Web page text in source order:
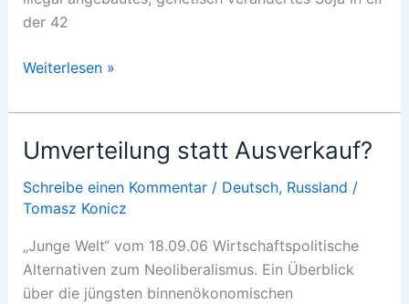
der 42
Gen-
in
Rumänien
außer
Kontrolle
Weiterlesen »
Umverteilung statt Ausverkauf?
Schreibe einen Kommentar / Deutsch, Russland /
Tomasz Konicz
„Junge Welt“ vom 18.09.06 Wirtschaftspolitische
Alternativen zum Neoliberalismus. Ein Überblick
über die jüngsten binnenökonomischen